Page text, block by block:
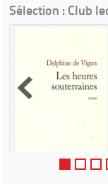
Sélection : Club